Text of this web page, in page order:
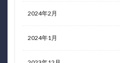
2024年2月
2024年1月